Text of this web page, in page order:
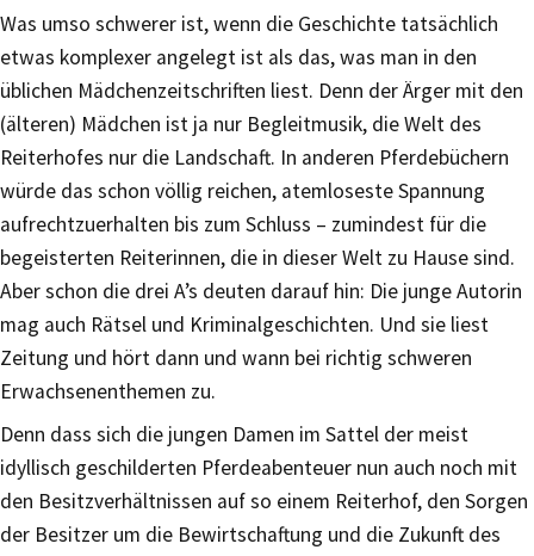
Was umso schwerer ist, wenn die Geschichte tatsächlich
etwas komplexer angelegt ist als das, was man in den
üblichen Mädchenzeitschriften liest. Denn der Ärger mit den
(älteren) Mädchen ist ja nur Begleitmusik, die Welt des
Reiterhofes nur die Landschaft. In anderen Pferdebüchern
würde das schon völlig reichen, atemloseste Spannung
aufrechtzuerhalten bis zum Schluss – zumindest für die
begeisterten Reiterinnen, die in dieser Welt zu Hause sind.
Aber schon die drei A’s deuten darauf hin: Die junge Autorin
mag auch Rätsel und Kriminalgeschichten. Und sie liest
Zeitung und hört dann und wann bei richtig schweren
Erwachsenenthemen zu.
Denn dass sich die jungen Damen im Sattel der meist
idyllisch geschilderten Pferdeabenteuer nun auch noch mit
den Besitzverhältnissen auf so einem Reiterhof, den Sorgen
der Besitzer um die Bewirtschaftung und die Zukunft des